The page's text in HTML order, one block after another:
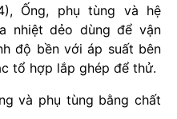
Ống, phụ tùng và hệ
nhiệt dẻo dùng để vận
độ bền với áp suất bên
tổ hợp lắp ghép để thử.
và phụ tùng bằng chất